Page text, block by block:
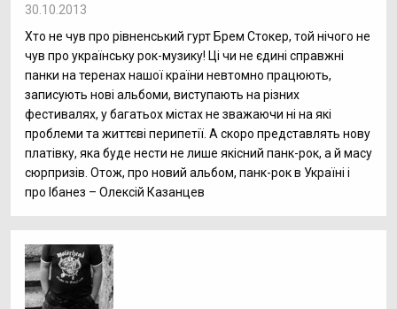
30.10.2013
Хто не чув про рівненський гурт Брем Стокер, той нічого не
чув про українську рок-музику! Ці чи не єдині справжні
панки на теренах нашої країни невтомно працюють,
записують нові альбоми, виступають на різних
фестивалях, у багатьох містах не зважаючи ні на які
проблеми та життєві перипетії. А скоро представлять нову
платівку, яка буде нести не лише якісний панк-рок, а й масу
сюрпризів. Отож, про новий альбом, панк-рок в Україні і
про Ібанез – Олексій Казанцев